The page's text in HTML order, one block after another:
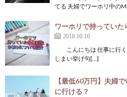
てる 夫婦でワーホリ中の
ワーホリで持ってい
2018.10.10
こんにちは 仕事に行く
しまい挙げ句[…]
【最低60万円】夫婦
に行ける？